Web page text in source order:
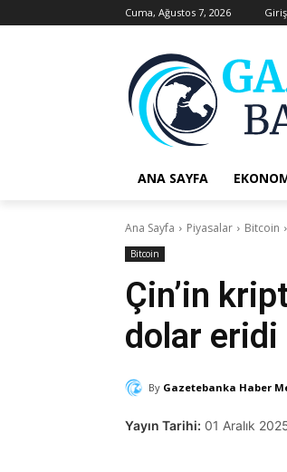
Cuma, Ağustos 7, 2026
ANA SAYFA
Ana Sayfa Piyasalar Bitcoin
Bitcoin
Çin’in
dolar eridi
By Gazetebanka Haber
Yayın Tarihi: 01 Aralık